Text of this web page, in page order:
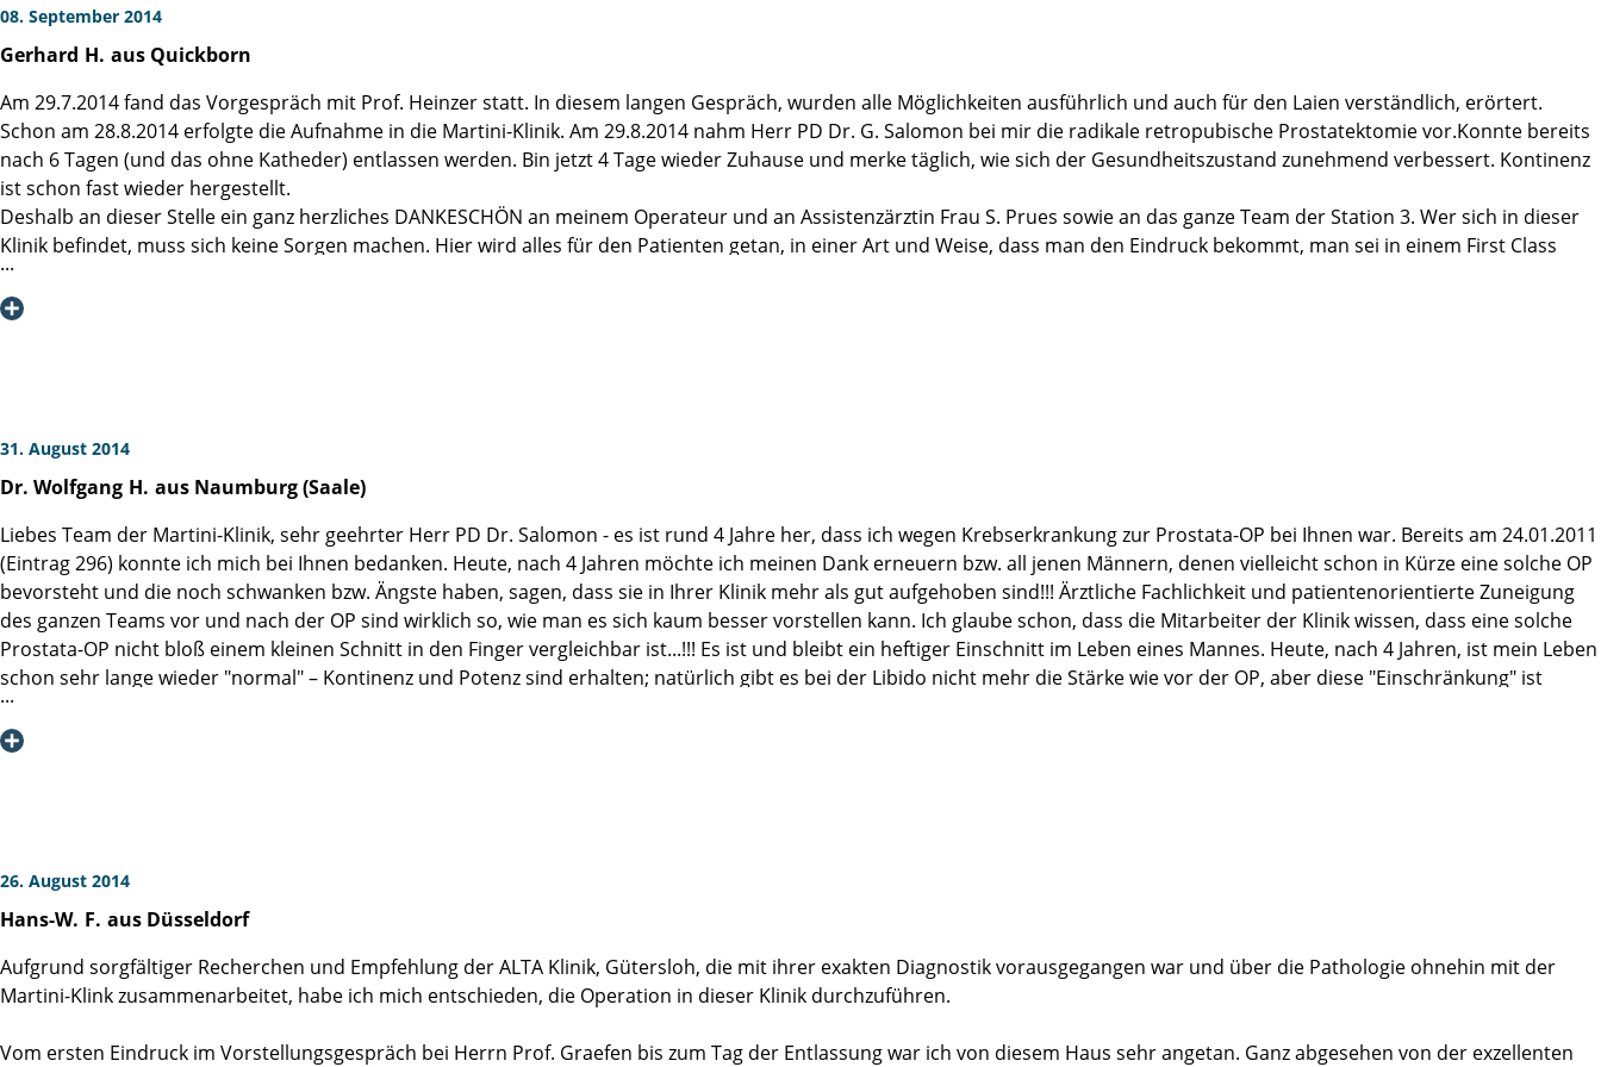
08. September 2014
Gerhard H. aus Quickborn
Am 29.7.2014 fand das Vorgespräch mit Prof. Heinzer statt. In diesem langen Gespräch, wurden alle Möglichkeiten ausführlich und auch für den Laien verständlich, erörtert.
Schon am 28.8.2014 erfolgte die Aufnahme in die Martini-Klinik. Am 29.8.2014 nahm Herr PD Dr. G. Salomon bei mir die radikale retropubische Prostatektomie vor.Konnte bereits
nach 6 Tagen (und das ohne Katheder) entlassen werden. Bin jetzt 4 Tage wieder Zuhause und merke täglich, wie sich der Gesundheitszustand zunehmend verbessert. Kontinenz
ist schon fast wieder hergestellt.
Deshalb an dieser Stelle ein ganz herzliches DANKESCHÖN an meinem Operateur und an Assistenzärztin Frau S. Prues sowie an das ganze Team der Station 3. Wer sich in dieser
Klinik befindet, muss sich keine Sorgen machen. Hier wird alles für den Patienten getan, in einer Art und Weise, dass man den Eindruck bekommt, man sei in einem First Class
Hotel. Unfreundlichkeit gibt's hier nicht . Und wer es nicht glaubt, ab 17 Uhr ist sogar ein Gläschen Wein oder Bier erlaubt.
Zusammenfassend sei gesagt: Wer dieses Leiden hat, sollte in die Martini-Klinik gehen. Ich werde sie uneingeschränkt jedem weiterempfehlen.
31. August 2014
Dr. Wolfgang H. aus Naumburg (Saale)
Liebes Team der Martini-Klinik, sehr geehrter Herr PD Dr. Salomon - es ist rund 4 Jahre her, dass ich wegen Krebserkrankung zur Prostata-OP bei Ihnen war. Bereits am 24.01.2011
(Eintrag 296) konnte ich mich bei Ihnen bedanken. Heute, nach 4 Jahren möchte ich meinen Dank erneuern bzw. all jenen Männern, denen vielleicht schon in Kürze eine solche OP
bevorsteht und die noch schwanken bzw. Ängste haben, sagen, dass sie in Ihrer Klinik mehr als gut aufgehoben sind!!! Ärztliche Fachlichkeit und patientenorientierte Zuneigung
des ganzen Teams vor und nach der OP sind wirklich so, wie man es sich kaum besser vorstellen kann. Ich glaube schon, dass die Mitarbeiter der Klinik wissen, dass eine solche
Prostata-OP nicht bloß einem kleinen Schnitt in den Finger vergleichbar ist...!!! Es ist und bleibt ein heftiger Einschnitt im Leben eines Mannes. Heute, nach 4 Jahren, ist mein Leben
schon sehr lange wieder "normal" – Kontinenz und Potenz sind erhalten; natürlich gibt es bei der Libido nicht mehr die Stärke wie vor der OP, aber diese "Einschränkung" ist
minimal und lässt sich außerdem medikamentös behandeln, wenn man möchte. Ein ganz befreiendes Gefühl ist es, wenn man weiß, dass man nicht mehr auf einem Pulverfass
sitzt, welches jeden Moment explodieren könnte (z.B. Metastasen). Also – was letztlich bleibt, ist große Dankbarkeit an jene Mediziner, die es mir ermöglicht haben, trotz totaler
26. August 2014
Hans-W. F. aus Düsseldorf
Aufgrund sorgfältiger Recherchen und Empfehlung der ALTA Klinik, Gütersloh, die mit ihrer exakten Diagnostik vorausgegangen war und über die Pathologie ohnehin mit der
Martini-Klink zusammenarbeitet, habe ich mich entschieden, die Operation in dieser Klinik durchzuführen.
Vom ersten Eindruck im Vorstellungsgespräch bei Herrn Prof. Graefen bis zum Tag der Entlassung war ich von diesem Haus sehr angetan. Ganz abgesehen von der exzellenten